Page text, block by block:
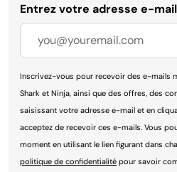
Entrez votre adresse e-mail
Inscrivez-vous pour recevoir des e-mails
Shark et Ninja, ainsi que des offres, des
saisissant votre adresse e-mail et en
acceptez de recevoir ces e-mails. Vous
moment en utilisant le lien figurant dans
politique de confidentialité pour savoir